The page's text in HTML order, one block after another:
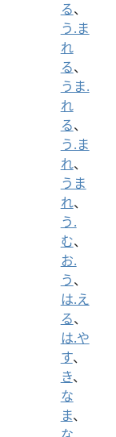
る、
う.ま
れ
る、
うま.
れ
る、
う.ま
れ、
うま
れ、
う.
む、
お.
う、
は.え
る、
は.や
す、
き、
な
ま、